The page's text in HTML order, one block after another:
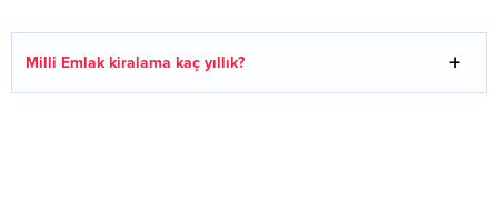
Milli Emlak kiralama kaç yıllık?